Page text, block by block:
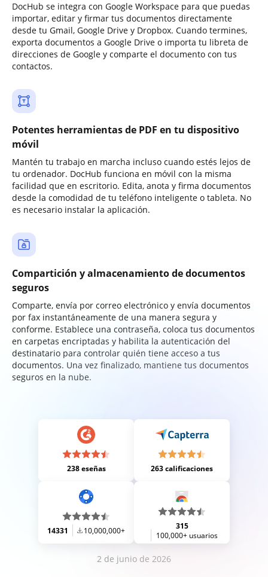
DocHub se integra con Google Workspace para que puedas
importar, editar y firmar tus documentos directamente
desde tu Gmail, Google Drive y Dropbox. Cuando termines,
exporta documentos a Google Drive o importa tu libreta de
direcciones de Google y comparte el documento con tus
contactos.
Potentes herramientas de PDF en tu dispositivo
móvil
Mantén tu trabajo en marcha incluso cuando estés lejos de
tu ordenador. DocHub funciona en móvil con la misma
facilidad que en escritorio. Edita, anota y firma documentos
desde la comodidad de tu teléfono inteligente o tableta. No
es necesario instalar la aplicación.
Compartición y almacenamiento de documentos
seguros
Comparte, envía por correo electrónico y envía documentos
por fax instantáneamente de una manera segura y
conforme. Establece una contraseña, coloca tus documentos
en carpetas encriptadas y habilita la autenticación del
destinatario para controlar quién tiene acceso a tus
documentos. Una vez finalizado, mantiene tus documentos
seguros en la nube.
238 eseñas 263 calificaciones
14331 10,000,000+
315
100,000+ usuarios
2 de junio de 2026